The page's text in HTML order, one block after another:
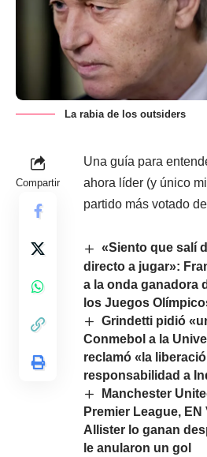
La rabia de los outsiders
Compartir
Una guía para
ahora líder (y único
partido más votado
«Siento que salí
directo a jugar»:
a la onda ganadora
los Juegos
Grindetti pidió
Conmebol a la
reclamó «la
responsabilidad a
Manchester
Premier League, EN
Allister lo ganan
le anularon un gol